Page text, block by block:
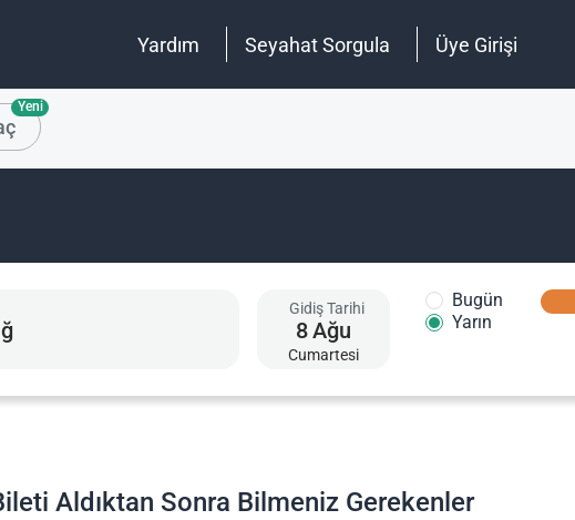
Yardım Seyahat Sorgula Üye Girişi
Yeni
Gidiş Tarihi
8Ağu
Cumartesi
Bugün
Yarın
Aldıktan Sonra Bilmeniz Gerekenler